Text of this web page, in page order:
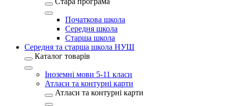
Початкова школа
Середня школа
Старша школа
Середня та старша школа НУШ
Каталог товарів
Іноземні мови 5-11 класи
Атласи та контурні карти
Атласи та контурні карти